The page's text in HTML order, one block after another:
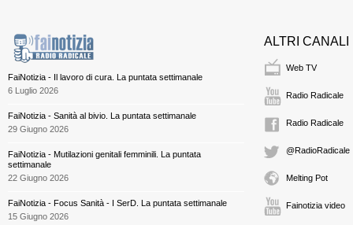
FaiNotizia - Il lavoro di cura. La puntata settimanale
6 Luglio 2026
FaiNotizia - Sanità al bivio. La puntata settimanale
29 Giugno 2026
FaiNotizia - Mutilazioni genitali femminili. La puntata
settimanale
22 Giugno 2026
FaiNotizia - Focus Sanità - I SerD. La puntata settimanale
15 Giugno 2026
ALTRI CANALI
Web TV
Radio Radicale
Radio Radicale
@RadioRadicale
Melting Pot
Fainotizia video